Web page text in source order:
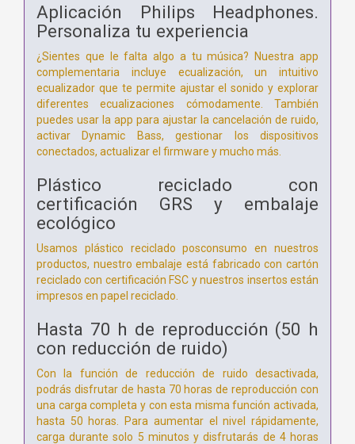
Aplicación Philips Headphones.
Personaliza tu experiencia
¿Sientes que le falta algo a tu música? Nuestra app
complementaria incluye ecualización, un intuitivo
ecualizador que te permite ajustar el sonido y explorar
diferentes ecualizaciones cómodamente. También
puedes usar la app para ajustar la cancelación de ruido,
activar Dynamic Bass, gestionar los dispositivos
conectados, actualizar el firmware y mucho más.
Plástico reciclado con
certificación GRS y embalaje
ecológico
Usamos plástico reciclado posconsumo en nuestros
productos, nuestro embalaje está fabricado con cartón
reciclado con certificación FSC y nuestros insertos están
impresos en papel reciclado.
Hasta 70 h de reproducción (50 h
con reducción de ruido)
Con la función de reducción de ruido desactivada,
podrás disfrutar de hasta 70 horas de reproducción con
una carga completa y con esta misma función activada,
hasta 50 horas. Para aumentar el nivel rápidamente,
carga durante solo 5 minutos y disfrutarás de 4 horas